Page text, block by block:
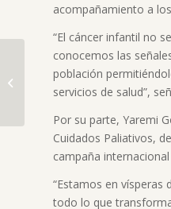
acompañamiento a
“El cáncer infantil no
conocemos las
población
servicios de salud”,
Por su parte, Yaremi
Cuidados Paliativos,
campaña
“Estamos en vísperas
todo lo que
Jornada de Cirugía
Compleja